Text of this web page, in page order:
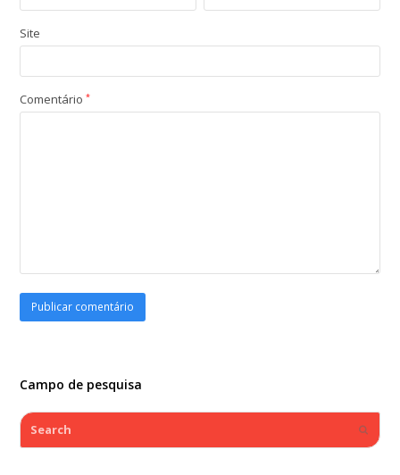
Site
Comentário*
Campo de pesquisa
Search